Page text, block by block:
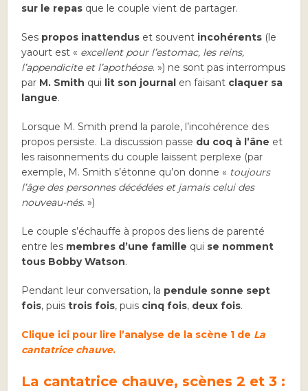
sur le repas que le couple vient de partager.
Ses propos inattendus et souvent incohérents (le
yaourt est « excellent pour l’estomac, les reins,
l’appendicite et l’apothéose. ») ne sont pas interrompus
par M. Smith qui lit son journal en faisant claquer sa
langue.
Lorsque M. Smith prend la parole, l’incohérence des
propos persiste. La discussion passe du coq à l’âne et
les raisonnements du couple laissent perplexe (par
exemple, M. Smith s’étonne qu’on donne « toujours
l’âge des personnes décédées et jamais celui des
nouveau-nés. »)
Le couple s’échauffe à propos des liens de parenté
entre les membres d’une famille qui se nomment
tous Bobby Watson.
Pendant leur conversation, la pendule sonne sept
fois, puistrois fois, puis cinq fois, deux fois.
Clique ici pour lire l’analyse de la scène 1 de La
cantatrice chauve.
La cantatrice chauve, scènes 2 et 3 :